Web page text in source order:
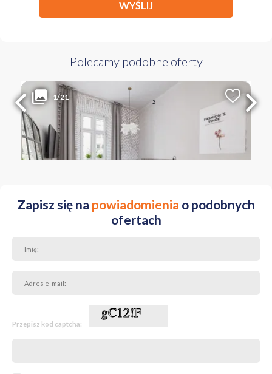
WYŚLIJ
Polecamy podobne oferty
1/21Liczba pokoi
84 m2
Cena za m2
15 357 PLN
MAŁOPOLSKIE Kraków Stare Miasto ul. Starowiślna
Zapisz się na powiadomienia o podobnych
ofertach
Przepisz kod captcha: